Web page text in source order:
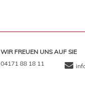
WIR FREUEN UNS AUF SIE
04171 88 18 11